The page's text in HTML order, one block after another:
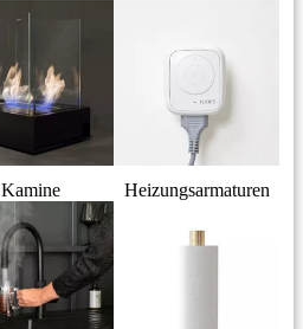
Kamine Heizungsarmaturen